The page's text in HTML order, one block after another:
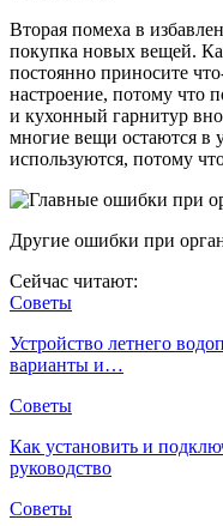
Вторая помеха в
покупка новых вещей.
постоянно приносите
настроение, потому что
и кухонный гарнитур
многие вещи остаются в
используются, потому
Другие ошибки при
Сейчас читают:
Советы
Устройство летнего
варианты и…
Советы
Как установить и
руководство
Советы